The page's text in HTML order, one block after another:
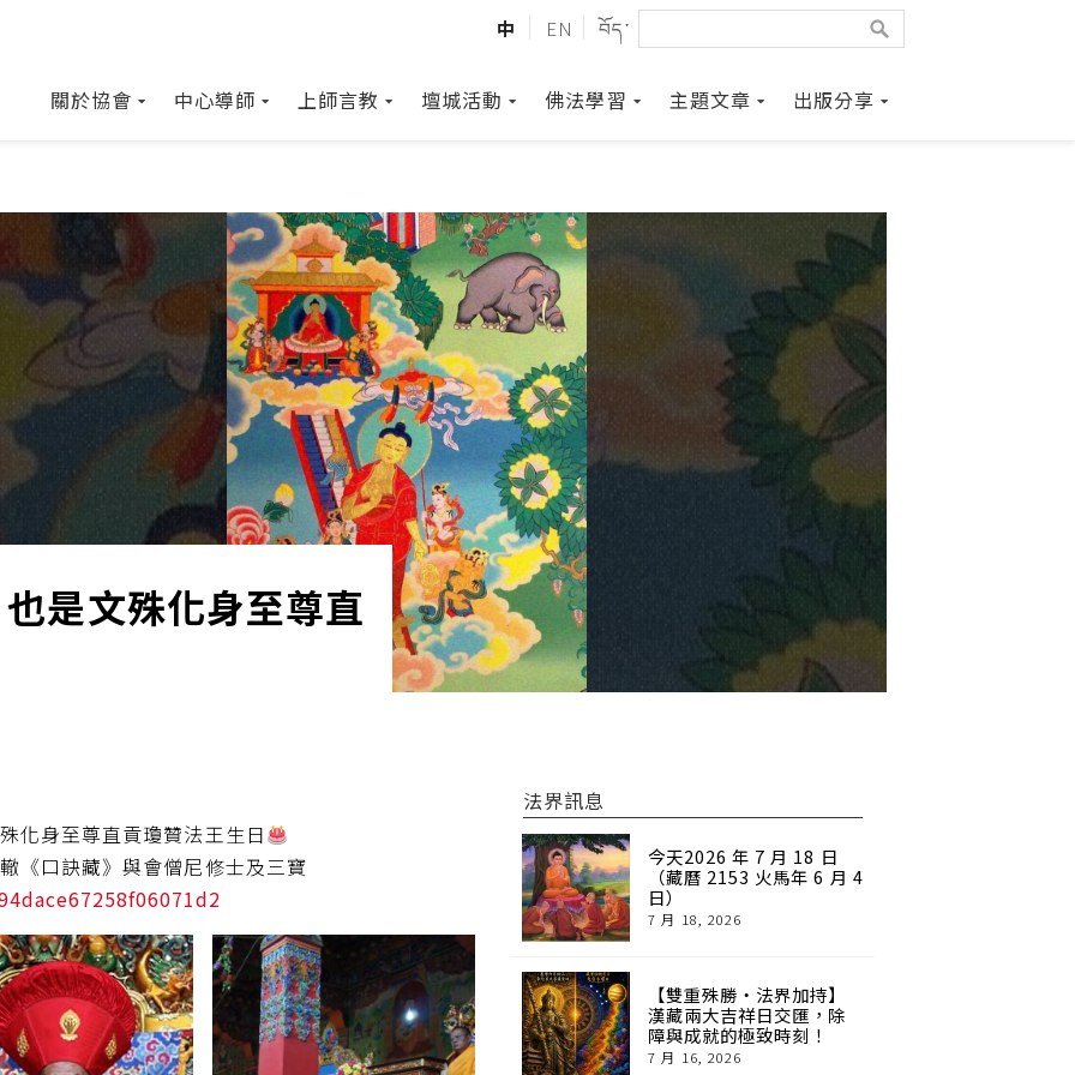
中 EN བོད་
關於協會 中心導師 上師言教 壇城活動 佛法學習 主題文章 出版分享
是文殊化身至尊直
化身至尊直貢瓊贊法王生日
《口訣藏》與會僧尼修士及三寶
法界訊息
今天2026 年 7 月 18 日
（藏曆 2153 火馬年 6 月 4
日）
7 月 18, 2026
【雙重殊勝・法界加持】
漢藏兩大吉祥日交匯，除
障與成就的極致時刻！
7 月 16, 2026